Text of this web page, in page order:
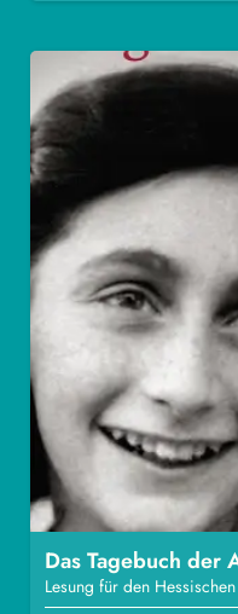
Das Tagebuch der
Lesung für den